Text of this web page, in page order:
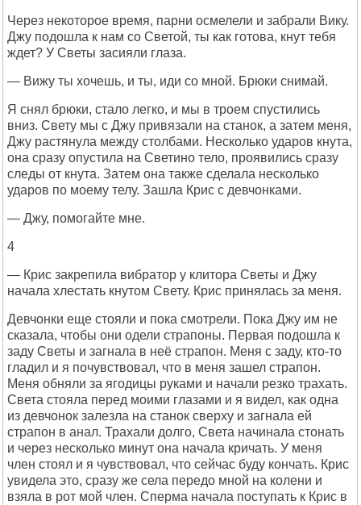
Через некоторое время, парни осмелели и забрали Вику.
Джу подошла к нам со Светой, ты как готова, кнут тебя
ждет? У Светы засияли глаза.
— Вижу ты хочешь, и ты, иди со мной. Брюки снимай.
Я снял брюки, стало легко, и мы в троем спустились
вниз. Свету мы с Джу привязали на станок, а затем меня,
Джу растянула между столбами. Несколько ударов кнута,
она сразу опустила на Светино тело, проявились сразу
следы от кнута. Затем она также сделала несколько
ударов по моему телу. Зашла Крис с девчонками.
— Джу, помогайте мне.
4
— Крис закрепила вибратор у клитора Светы и Джу
начала хлестать кнутом Свету. Крис принялась за меня.
Девчонки еще стояли и пока смотрели. Пока Джу им не
сказала, чтобы они одели страпоны. Первая подошла к
заду Светы и загнала в неё страпон. Меня с заду, кто-то
гладил и я почувствовал, что в меня зашел страпон.
Меня обняли за ягодицы руками и начали резко трахать.
Света стояла перед моими глазами и я видел, как одна
из девчонок залезла на станок сверху и загнала ей
страпон в анал. Трахали долго, Света начинала стонать
и через несколько минут она начала кричать. У меня
член стоял и я чувствовал, что сейчас буду кончать. Крис
увидела это, сразу же села передо мной на колени и
взяла в рот мой член. Сперма начала поступать к Крис в